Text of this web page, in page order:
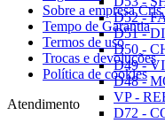
D52 -
D51 -
D50 -
D49 -
D48 -
VP -
D72 -
Sobre a empresa
Tempo de Garantia
Termos de uso
Trocas e devoluções
Política de cookies
Atendimento